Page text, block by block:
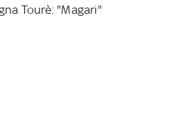
Tourè: "Magari"